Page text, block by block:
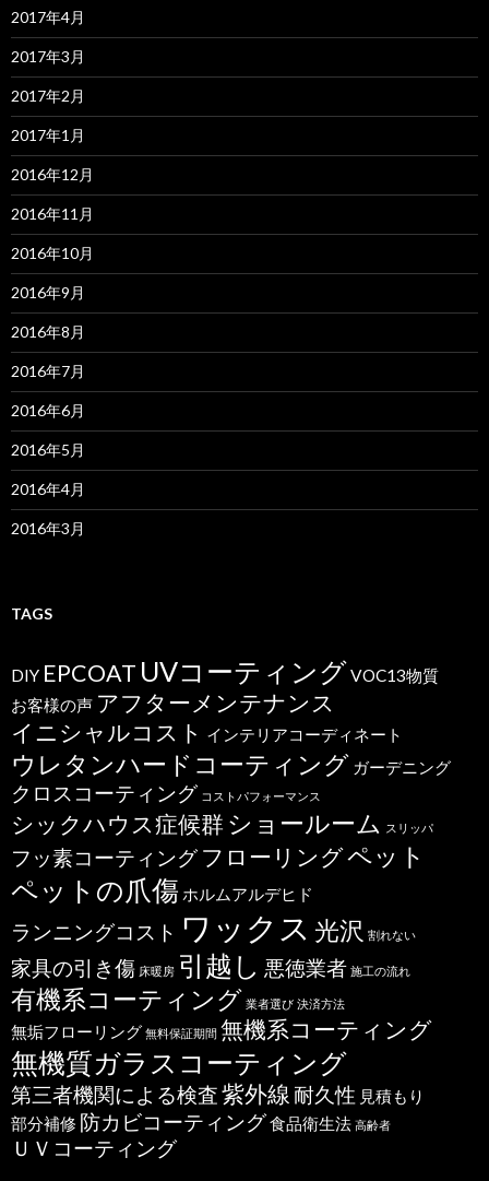
2017年4月
2017年3月
2017年2月
2017年1月
2016年12月
2016年11月
2016年10月
2016年9月
2016年8月
2016年7月
2016年6月
2016年5月
2016年4月
2016年3月
TAGS
DIY EPCOAT UVコーティングVOC13物質
お客様の声 アフターメンテナンス
イニシャルコスト インテリアコーディネート
ウレタンハードコーティング ガーデニング
クロスコーティング コストパフォーマンス
シックハウス症候群 ショールーム スリッパ
フッ素コーティング フローリングペット
ペットの爪傷 ホルムアルデヒド
ランニングコスト ワックス 光沢 割れない
家具の引き傷 床暖房 引越し 悪徳業者 施工の流れ
有機系コーティング 業者選び 決済方法
無垢フローリング 無料保証期間 無機系コーティング
無機質ガラスコーティング
第三者機関による検査紫外線 耐久性 見積もり
部分補修 防カビコーティング食品衛生法 高齢者
ＵＶコーティング